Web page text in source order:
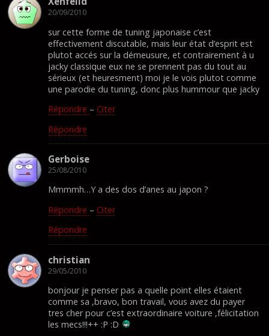
20/09/2010
sur cette forme de tuning japonaise c’est
effectivement discutable, mais leur état d’esprit est
plutot accés sur la démeusure, et contrairement à u
jacky classique eux ne se prennent pas du tout au
sérieux (et heuresment) moi je le vois plutot comme
une parodie du tuning, donc plus hummour que jacky
Répondre – Citer
Répondre
Gerboise
25/08/2010
Mmmmh…Y a des dos d’anes au japon ?
Répondre – Citer
Répondre
christian
29/05/2010
bonjour je penser pas a quelle point elles étaient
comme sa ,bravo, bon travail, vous avez du payer
tres cher pour c’est extraordinaire voiture ,félicitation
les mecs!!!++ :P :D